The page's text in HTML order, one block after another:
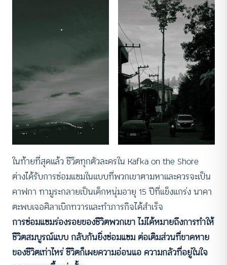
ในท้ายที่สุดแล้ว ชีวิตทุกตัวละครใน Kafka on the Shore
ต่างได้รับการซ่อมแซมในแบบที่พวกเขาตามหาและควรจะเป็น
คาฟกา ทามูระกลายเป็นเด็กหนุ่มอายุ 15 ปีที่แข็งแกร่ง นาคา
ตะพบเจอศิลาเบิกทวารและทำภารกิจได้สำเร็จ
การซ่อมแซมร่องรอยของชีวิตพวกเขา ไม่ได้หมายถึงการทำให้
ชีวิตสมบูรณ์แบบ กลับกันยิ่งซ่อมแซม ต่อเติมส่วนที่ขาดหาย
ของชีวิตเท่าไหร่ ชีวิตก็เผยความอ่อนแอ ความกลัวที่อยู่ในใจ